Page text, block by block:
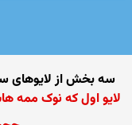
سه بخش از لایوهای